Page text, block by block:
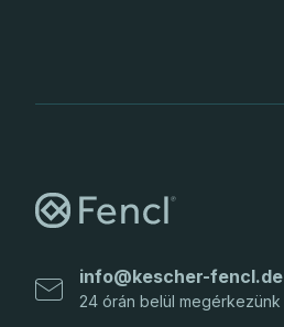
info@kescher-fencl.de